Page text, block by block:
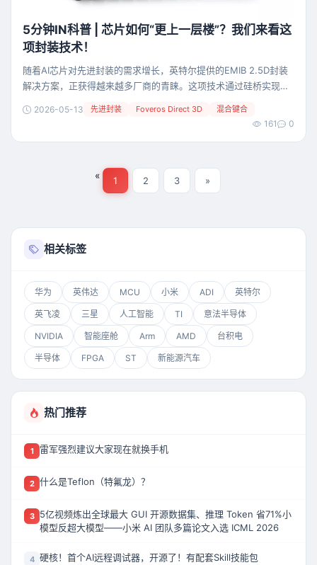
5分钟IN科普 | 芯片如何“更上一层楼”？我们来看这
项封装技术！
随着AI芯片对先进封装的需求增长，英特尔提供的EMIB 2.5D封装
解决方案，正获得越来越多厂商的青睐。这项技术通过硅桥实现了
多芯片，打造出算力更强大的产品。在EMIB之外，英特尔也提供
2026-05-13 先进封装 Foveros Direct 3D 混合键合
161 0
« 1 2 3 »
相关标签
华为 英伟达 MCU 小米 ADI 英特尔
英飞凌 三星 人工智能 TI 意法半导体
NVIDIA 智能座舱 Arm AMD 台积电
半导体 FPGA ST 新能源汽车
热门推荐
1 雷军强烈建议大家现在就换手机
2 什么是Teflon（特氟龙）？
3
5亿视频炼出全球最大 GUI 开源数据集、推理 Token 省71%小
模型反超大模型——小米 AI 团队多篇论文入选 ICML 2026
4 硬核！首个AI远程调试器，开源了！有配套Skill技能包